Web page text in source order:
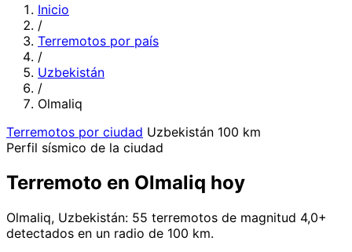
Inicio
/
Terremotos por país
/
Uzbekistán
/
Olmaliq
Terremotos por ciudad Uzbekistán 100 km
Perfil sísmico de la ciudad
Terremoto en Olmaliq hoy
Olmaliq, Uzbekistán: 55 terremotos de magnitud 4,0+
detectados en un radio de 100 km.